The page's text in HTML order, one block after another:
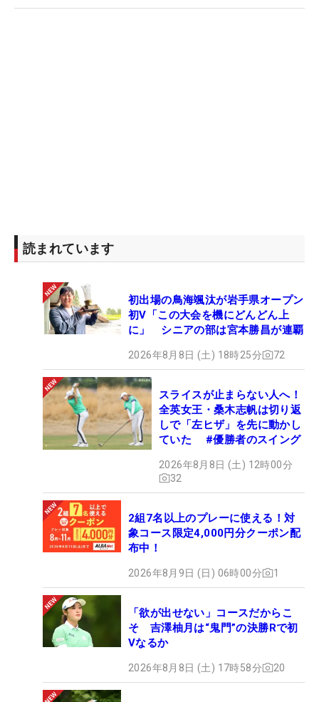
読まれています
初出場の鳥海颯汰が岩手県オープン
初V「この大会を機にどんどん上
に」 シニアの部は宮本勝昌が連覇
2026年8月8日 (土) 18時25分 72
スライスが止まらない人へ！
全英女王・桑木志帆は切り返
しで「左ヒザ」を先に動かし
ていた #優勝者のスイング
2026年8月8日 (土) 12時00分
32
2組7名以上のプレーに使える！対
象コース限定4,000円分クーポン配
布中！
2026年8月9日 (日) 06時00分 1
「欲が出せない」コースだからこ
そ 吉澤柚月は“鬼門”の決勝Rで初
Vなるか
2026年8月8日 (土) 17時58分 20